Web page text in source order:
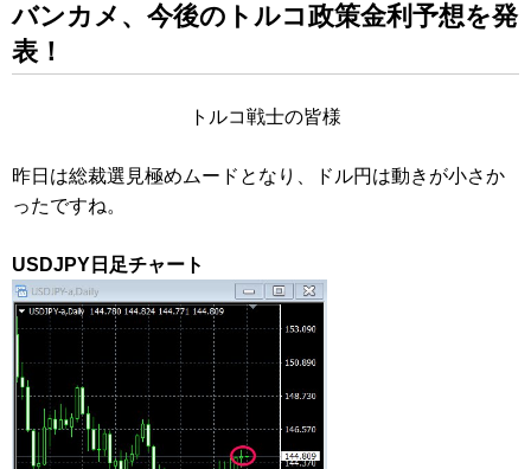
バンカメ、今後のトルコ政策金利予想を発
表！
トルコ戦士の皆様
昨日は総裁選見極めムードとなり、ドル円は動きが小さか
ったですね。
USDJPY日足チャート